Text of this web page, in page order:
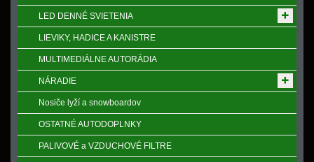
LED DENNÉ SVIETENIA
LIEVIKY, HADICE A KANISTRE
MULTIMEDIÁLNE AUTORÁDIA
NÁRADIE
Nosiče lyží a snowboardov
OSTATNÉ AUTODOPLNKY
PALIVOVÉ a VZDUCHOVÉ FILTRE